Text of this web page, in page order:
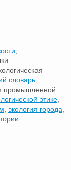
,
словарь,
промышленной
этике,
, экология города,
.